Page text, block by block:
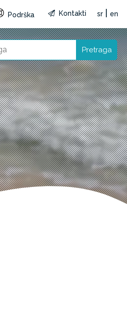
Podrška Kontakti sr en
Pretraga